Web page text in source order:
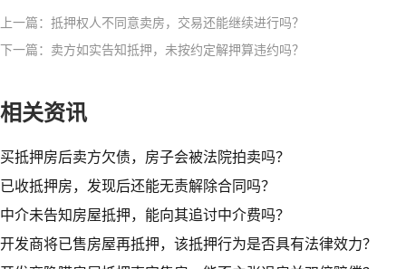
上一篇：抵押权人不同意卖房，交易还能继续进行吗？
下一篇：卖方如实告知抵押，未按约定解押算违约吗？
相关资讯
买抵押房后卖方欠债，房子会被法院拍卖吗？
已收抵押房，发现后还能无责解除合同吗？
中介未告知房屋抵押，能向其追讨中介费吗？
开发商将已售房屋再抵押，该抵押行为是否具有法律效力？